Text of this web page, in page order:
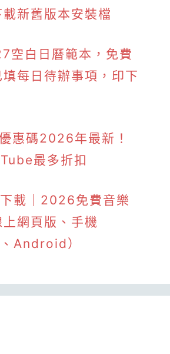
新舊版本安裝檔
白日曆範本，免費
每日待辦事項，印下
惠碼2026年最新！
最多折扣
載｜2026免費音樂
網頁版、手機
Android）